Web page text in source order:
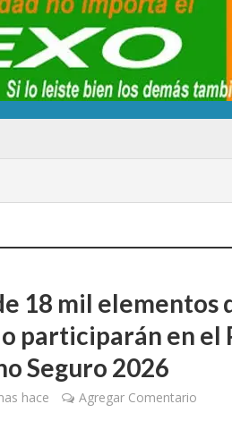
18 mil elementos
participarán en el
Seguro 2026
hace Agregar Comentario